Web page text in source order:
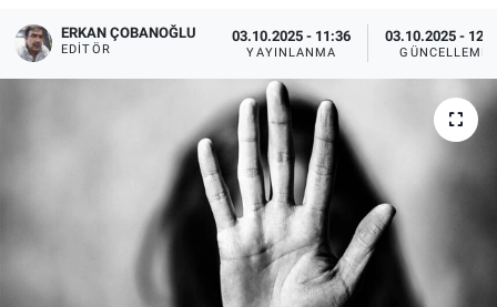
ERKAN ÇOBANOĞLU
EDITÖR
03.10.2025 - 11:36
YAYINLANMA
03.10.2025 -
GÜNCELLEME